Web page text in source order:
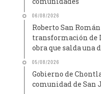
06/08/2026
Roberto San
transformación de
obra que salda una
05/08/2026
Gobierno de
comunidad de San